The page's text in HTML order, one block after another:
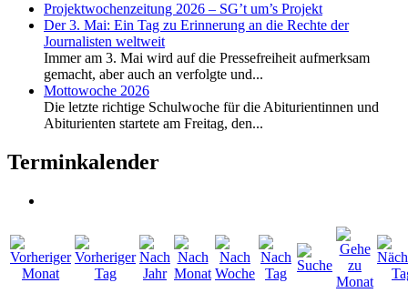
Projektwochenzeitung 2026 – SG’t um’s Projekt
Der 3. Mai: Ein Tag zu Erinnerung an die Rechte der
Journalisten weltweit
Immer am 3. Mai wird auf die Pressefreiheit aufmerksam
gemacht, aber auch an verfolgte und...
Mottowoche 2026
Die letzte richtige Schulwoche für die Abiturientinnen und
Abiturienten startete am Freitag, den...
Terminkalender